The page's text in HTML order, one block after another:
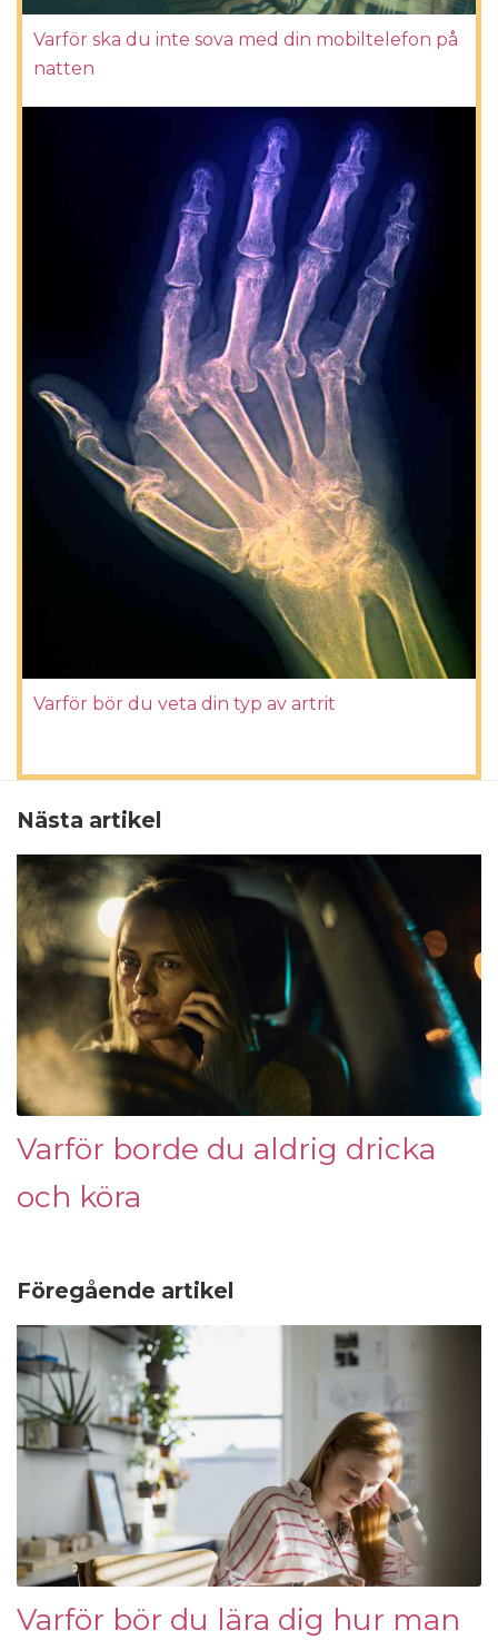
Varför ska du inte sova med din mobiltelefon på
natten
Varför bör du veta din typ av artrit
Nästa artikel
Varför borde du aldrig dricka
och köra
Föregående artikel
Varför bör du lära dig hur man